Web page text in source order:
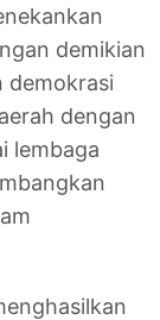
demikian
demokrasi
dengan
lembaga